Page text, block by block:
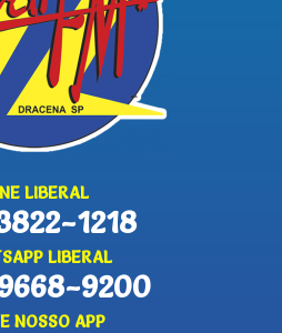
LIBERAL
1218
LIBERAL
9200
NOSSO APP